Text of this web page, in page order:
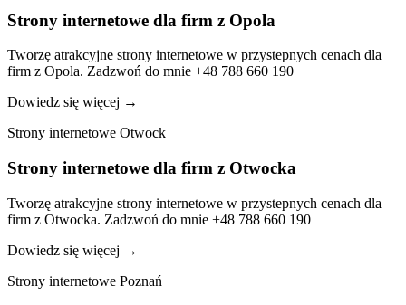
Strony internetowe dla firm z Opola
Tworzę atrakcyjne strony internetowe w przystepnych cenach dla
firm z Opola. Zadzwoń do mnie +48 788 660 190
Dowiedz się więcej →
Strony internetowe Otwock
Strony internetowe dla firm z Otwocka
Tworzę atrakcyjne strony internetowe w przystepnych cenach dla
firm z Otwocka. Zadzwoń do mnie +48 788 660 190
Dowiedz się więcej →
Strony internetowe Poznań